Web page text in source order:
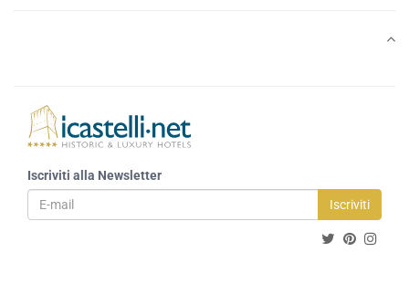
Iscriviti alla Newsletter
Iscriviti